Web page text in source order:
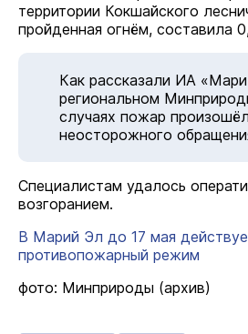
территории Кокшайского
пройденная огнём, составила
Как рассказали ИА
региональном
случаях пожар
неосторожного
Специалистам удалось
возгоранием.
В Марий Эл до 17 мая
противопожарный режим
фото: Минприроды (архив)